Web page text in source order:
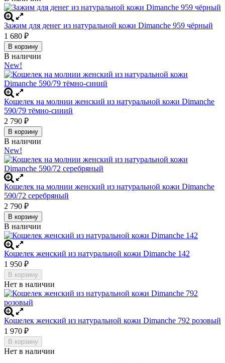
Зажим для денег из натуральной кожи Dimanche 959 чёрный
1 680 ₽
В корзину
В наличии
New!
Кошелек на молнии женский из натуральной кожи Dimanche
590/79 тёмно-синий
2 790 ₽
В корзину
В наличии
New!
Кошелек на молнии женский из натуральной кожи Dimanche
590/72 серебряный
2 790 ₽
В корзину
В наличии
Кошелек женский из натуральной кожи Dimanche 142
1 950 ₽
В корзину
Нет в наличии
Кошелек женский из натуральной кожи Dimanche 792 розовый
1 970 ₽
В корзину
Нет в наличии